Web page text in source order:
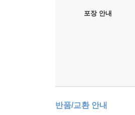
포장 안내
반품/교환 안내